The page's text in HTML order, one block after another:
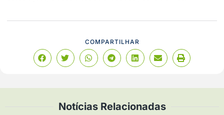
COMPARTILHAR
Notícias Relacionadas